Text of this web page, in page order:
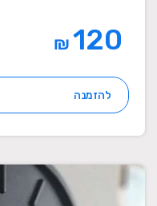
₪
להזמנה